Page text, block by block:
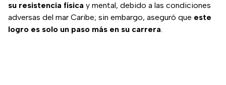
su resistencia física y mental, debido a las condiciones
adversas del mar Caribe; sin embargo, aseguró que este
logro es solo un paso más en su carrera.